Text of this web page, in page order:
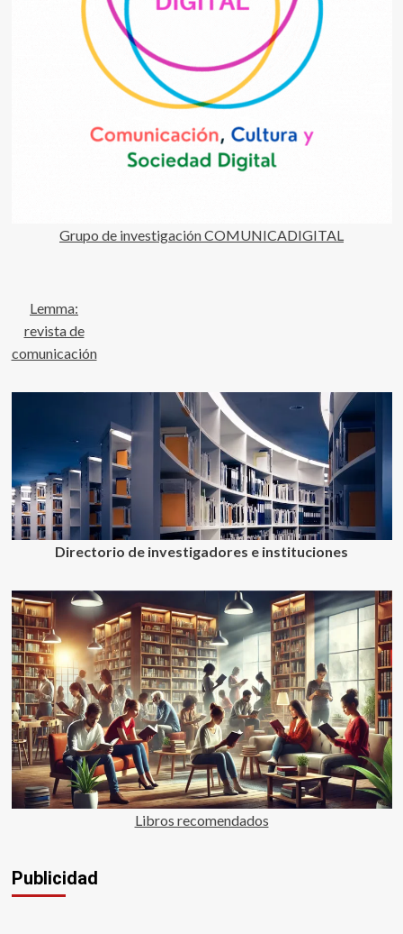
Grupo de investigación COMUNICADIGITAL
Lemma:
revista de
comunicación
Directorio de investigadores e instituciones
Libros recomendados
Publicidad